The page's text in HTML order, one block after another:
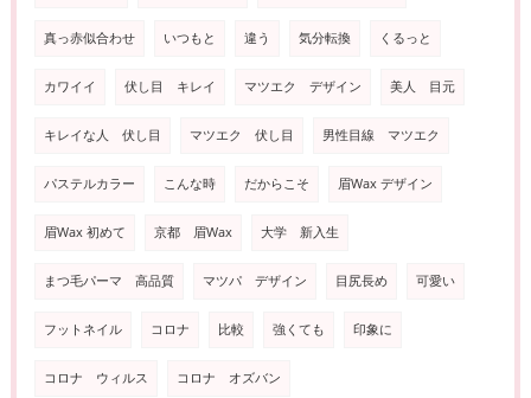
真っ赤似合わせ いつもと 違う 気分転換 くるっと
カワイイ 伏し目 キレイ マツエク デザイン 美人 目元
キレイな人 伏し目 マツエク 伏し目 男性目線 マツエク
パステルカラー こんな時 だからこそ 眉Wax デザイン
眉Wax 初めて 京都 眉Wax 大学 新入生
まつ毛パーマ 高品質 マツパ デザイン 目尻長め 可愛い
フットネイル コロナ 比較 強くても 印象に
コロナ ウィルス コロナ オズバン